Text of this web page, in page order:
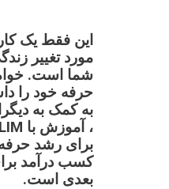
این فقط یک
مورد تغییر
شما است.
حرفه خود را
به کمک به
برای رشد
کسب درآمد
بعدی است.